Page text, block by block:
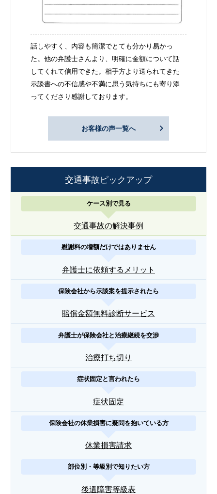
話しやすく、内容も簡潔でとても分かり易かっ
た。他の弁護士さんより、明確に金額について話
してくれて信用できた。相手方より送られてきた
示談書への不信感や不満に思う気持ちにも寄り添
ってくださり感謝しております。
お客様の声一覧へ
交通事故ピックアップ
ケース別で見る
交通事故の解決事例
慰謝料の増額だけではありません
弁護士に依頼するメリット
保険会社から示談案を提示されたら
賠償金額無料診断サービス
弁護士が保険会社と治療継続を交渉
治療打ち切り
症状固定と言われたら
症状固定
保険会社の休業損害に疑問を抱いている方
休業損害請求
部位別・等級別で知りたい方
後遺障害等級表